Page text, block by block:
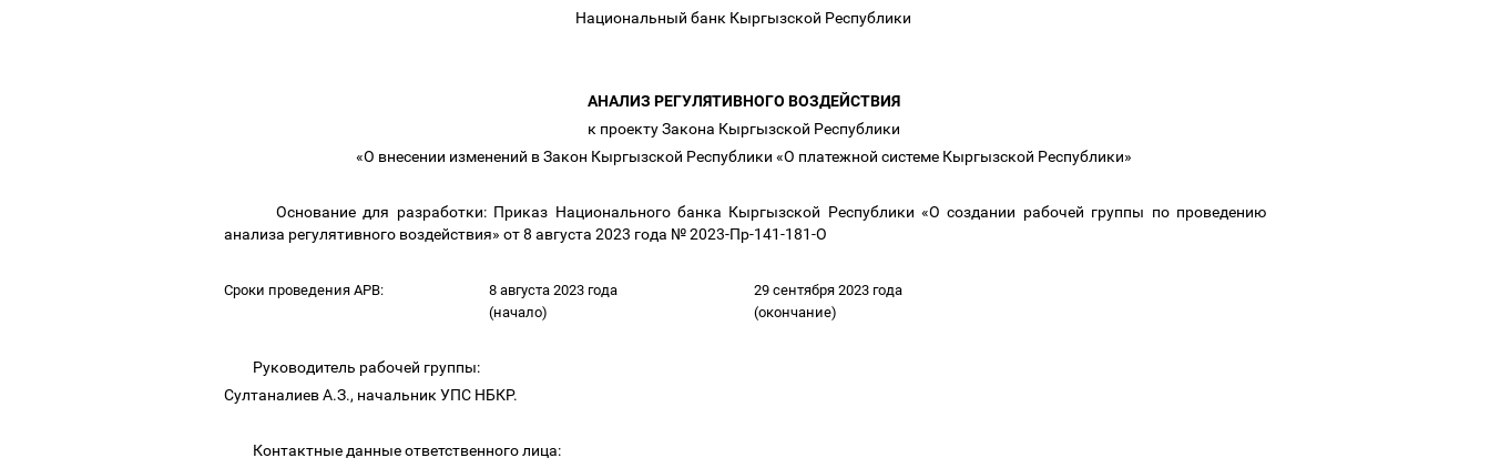
Национальный банк Кыргызской Республики
АНАЛИЗ РЕГУЛЯТИВНОГО ВОЗДЕЙСТВИЯ
к проекту Закона Кыргызской Республики
«О внесении изменений в Закон Кыргызской Республики «О платежной системе Кыргызской Республики»
Основание для разработки: Приказ Национального банка Кыргызской Республики «О создании рабочей группы по проведению
анализа регулятивного воздействия» от 8 августа 2023 года № 2023-Пр-141-181-О
Сроки проведения АРВ: 8 августа 2023 года
29 сентября 2023 года
(начало)
(окончание)
Руководитель рабочей группы:
Султаналиев А.З., начальник УПС НБКР.
Контактные данные ответственного лица: